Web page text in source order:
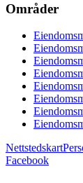
Områder
Nettstedskart
Facebook